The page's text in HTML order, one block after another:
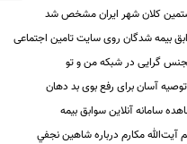
کلان شهر ایران مشخص شد
بیمه شدگان روی سایت تامین اجتماعی
گرایی در شبکه من و تو
سامانه آنلاين سوابق بیمه
آيت‌الله مكارم درباره شاهين نجفي